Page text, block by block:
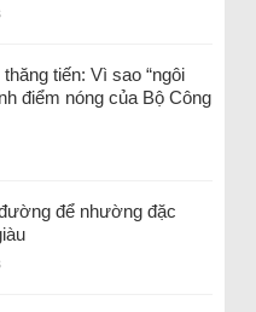
tiến: Vì sao “ngôi
điểm nóng của Bộ Công
để nhường đặc